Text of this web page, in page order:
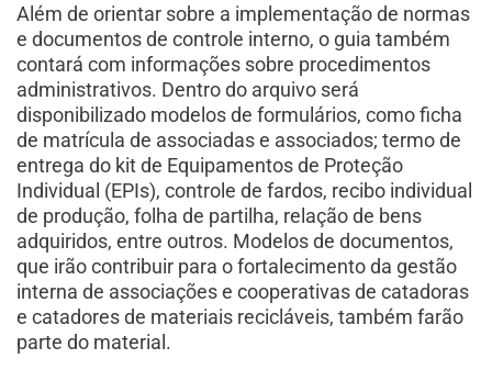
Além de orientar sobre a implementação de normas
e documentos de controle interno, o guia também
contará com informações sobre procedimentos
administrativos. Dentro do arquivo será
disponibilizado modelos de formulários, como ficha
de matrícula de associadas e associados; termo de
entrega do kit de Equipamentos de Proteção
Individual (EPIs), controle de fardos, recibo individual
de produção, folha de partilha, relação de bens
adquiridos, entre outros. Modelos de documentos,
que irão contribuir para o fortalecimento da gestão
interna de associações e cooperativas de catadoras
e catadores de materiais recicláveis, também farão
parte do material.